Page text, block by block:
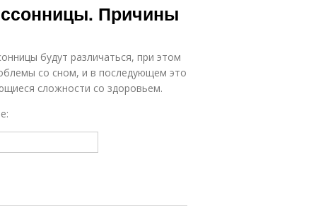
Причины
будут различаться, при этом
со сном, и в последующем это
сложности со здоровьем.